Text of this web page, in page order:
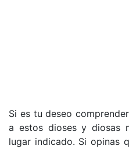
Si es tu deseo
a estos dioses y diosas
lugar indicado. Si opinas